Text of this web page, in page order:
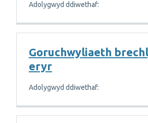
Adolygwyd ddiwethaf:
Goruchwyliaeth
eryr
Adolygwyd ddiwethaf: